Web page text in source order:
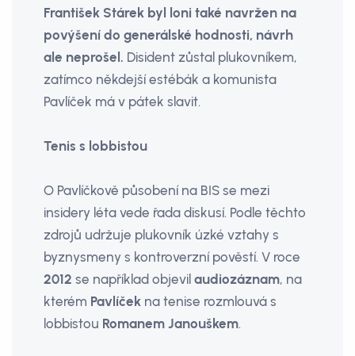
František Stárek byl loni také navržen na
povýšení do generálské hodnosti, návrh
ale neprošel. Disident zůstal plukovníkem,
zatímco někdejší estébák a komunista
Pavlíček má v pátek slavit.
Tenis s lobbistou
O Pavlíčkově působení na BIS se mezi
insidery léta vede řada diskusí. Podle těchto
zdrojů udržuje plukovník úzké vztahy s
byznysmeny s kontroverzní pověstí. V roce
2012 se například objevil audiozáznam, na
kterém Pavlíček na tenise rozmlouvá s
lobbistou Romanem Janouškem.